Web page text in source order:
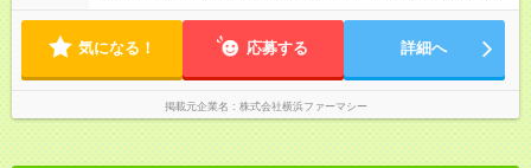
談ください。
気になる！ 応募する 詳細へ
掲載元企業名 株式会社横浜ファーマシー